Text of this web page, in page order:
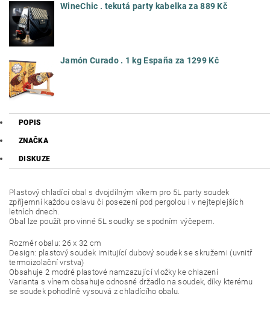
WineChic . tekutá party kabelka za 889 Kč
Jamón Curado . 1 kg España za 1299 Kč
POPIS
ZNAČKA
DISKUZE
Plastový chladící obal s dvojdílným víkem pro 5L party soudek
zpříjemní každou oslavu či posezení pod pergolou i v nejteplejších
letních dnech.
Obal lze použít pro vinné 5L soudky se spodním výčepem.
Rozměr obalu: 26 x 32 cm
Design: plastový soudek imitující dubový soudek se skružemi (uvnitř
termoizolační vrstva)
Obsahuje 2 modré plastové namzazující vložky ke chlazení
Varianta s vínem obsahuje odnosné držadlo na soudek, díky kterému
se soudek pohodlně vysouvá z chladícího obalu.